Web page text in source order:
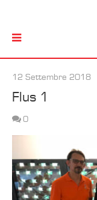
12 Settembre 2018
Flus 1
0